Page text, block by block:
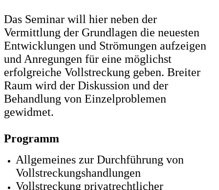
Das Seminar will hier neben der
Vermittlung der Grundlagen die neuesten
Entwicklungen und Strömungen aufzeigen
und Anregungen für eine möglichst
erfolgreiche Vollstreckung geben. Breiter
Raum wird der Diskussion und der
Behandlung von Einzelproblemen
gewidmet.
Programm
Allgemeines zur Durchführung von
Vollstreckungshandlungen
Vollstreckung privatrechtlicher